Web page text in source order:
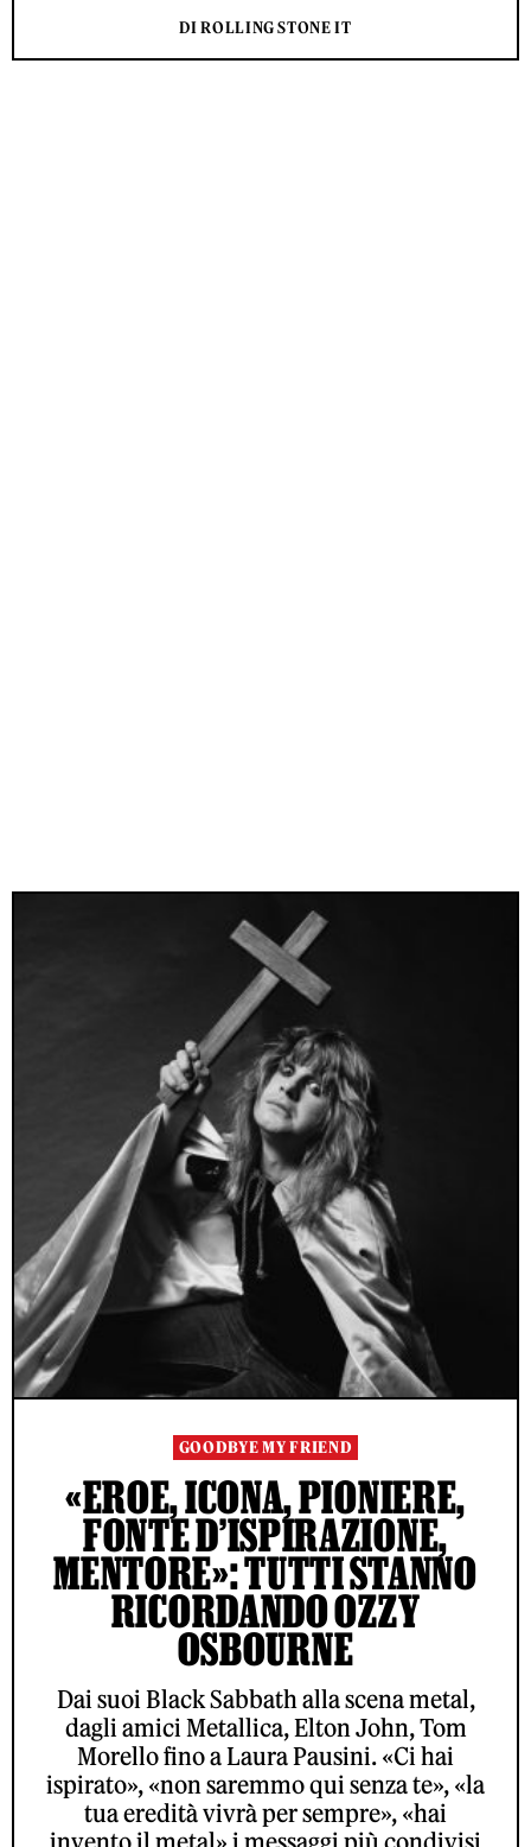
DI ROLLING STONE IT
GOODBYE MY FRIEND
«EROE, ICONA, PIONIERE,
FONTE D’ISPIRAZIONE,
MENTORE»: TUTTI STANNO
RICORDANDO OZZY
OSBOURNE
Dai suoi Black Sabbath alla scena metal,
dagli amici Metallica, Elton John, Tom
Morello fino a Laura Pausini. «Ci hai
ispirato», «non saremmo qui senza te», «la
tua eredità vivrà per sempre», «hai